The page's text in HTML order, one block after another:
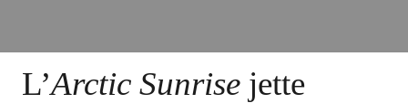
L’Arctic Sunrise jette